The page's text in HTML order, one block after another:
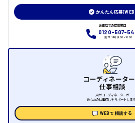
福岡県
月給制すべて
かんたん応募
お電話での応募窓口
0120-507-
受付：平日9:00 - 18:00
コーディネータ
仕事相談
人材コーディネーターが
あなたの仕事探しをサポートします
WEBで相談する